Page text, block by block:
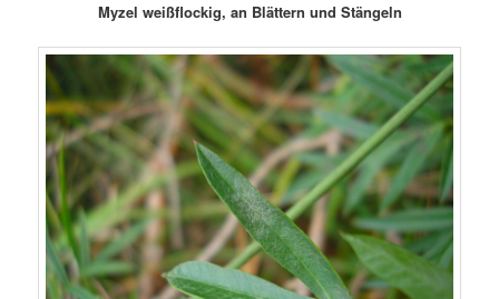
Myzel weißflockig, an Blättern und Stängeln